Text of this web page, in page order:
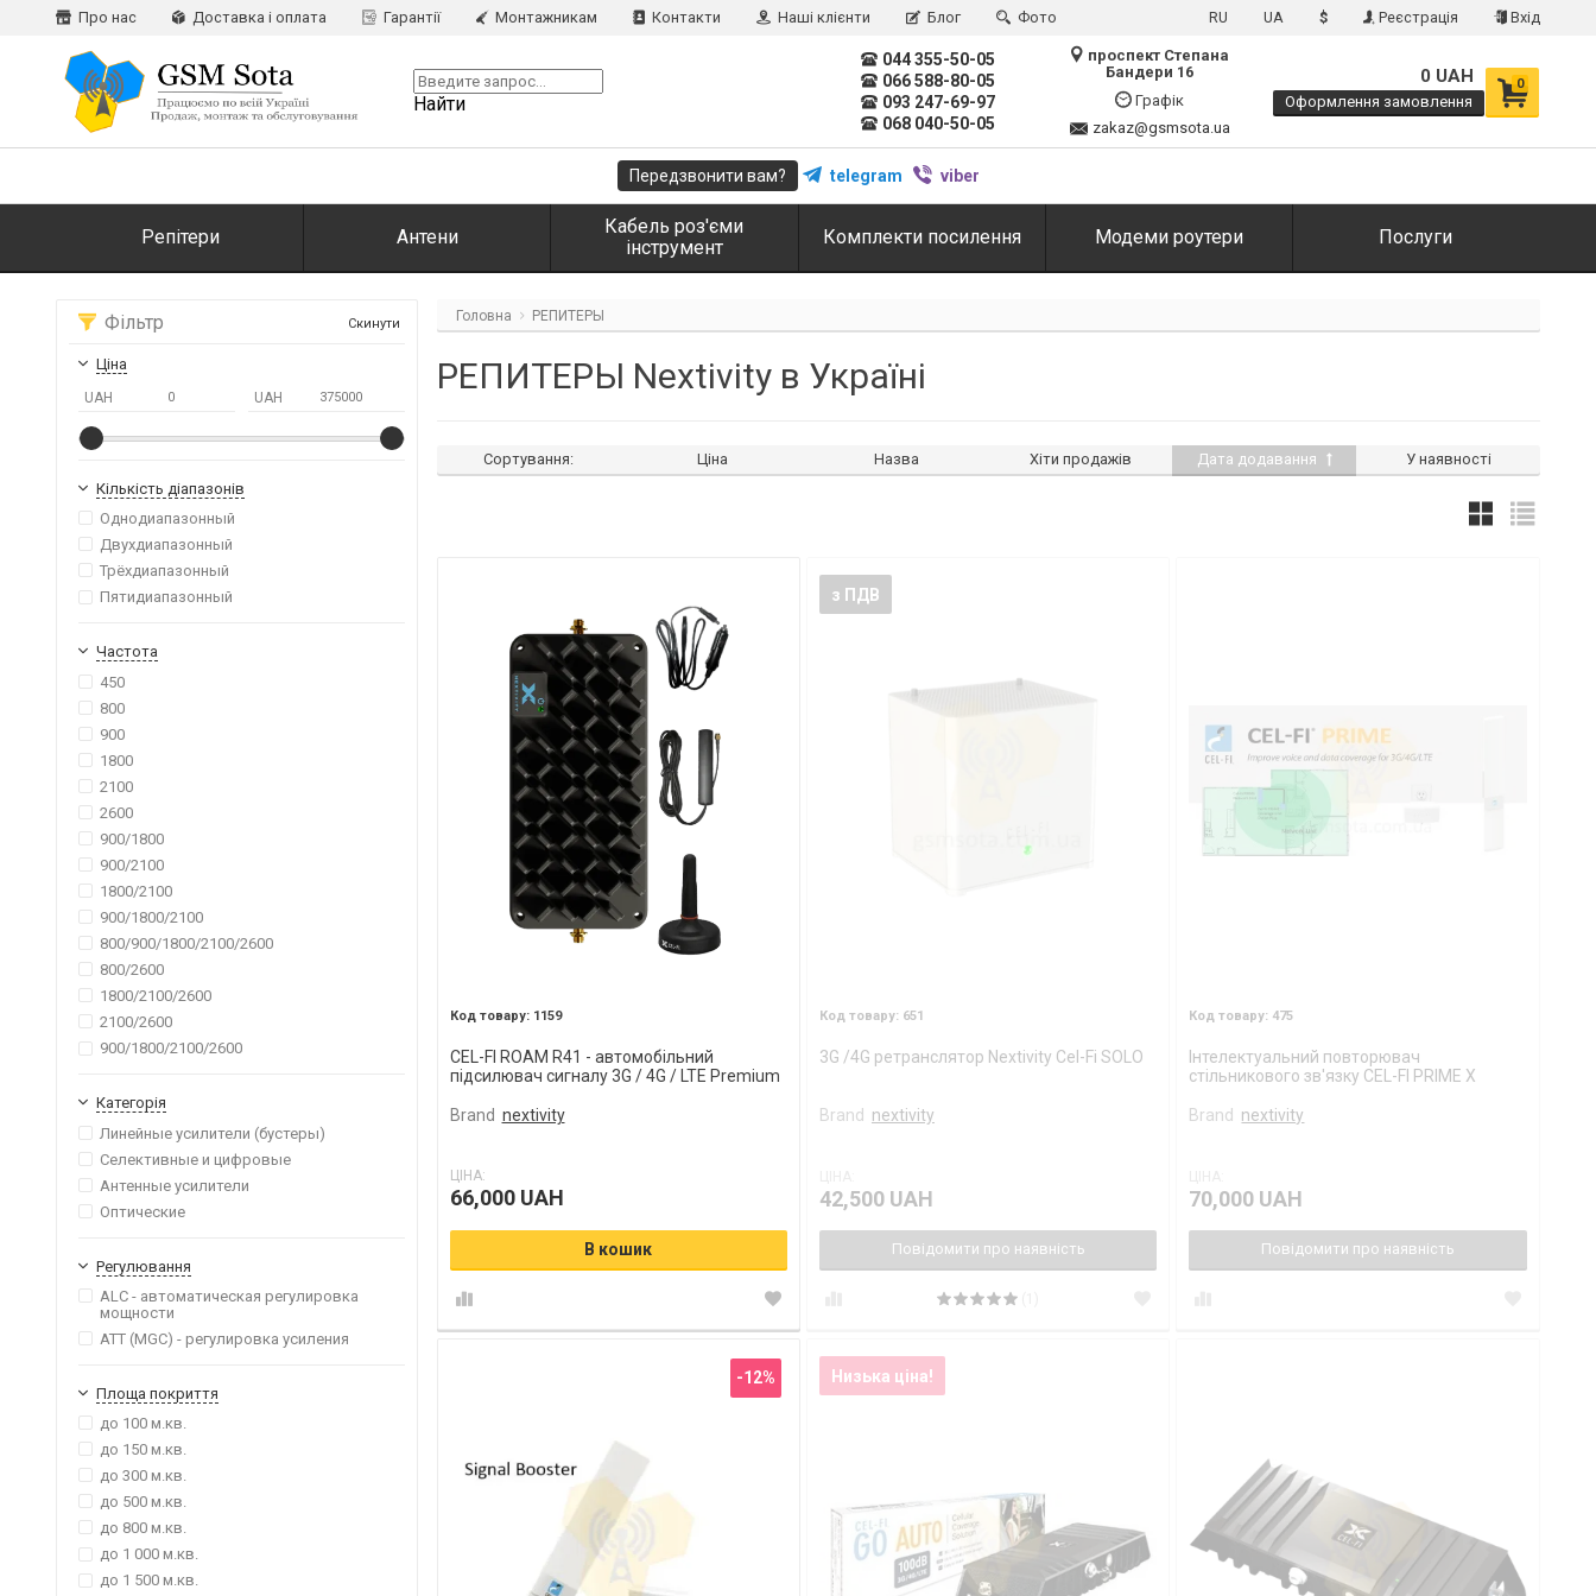
Про нас Доставка і оплата Гарантії Монтажникам Контакти Наші клієнти Блог Фото RU UA $ Реєстрація Вхід
Найти
044 355-50-05
066 588-80-05
093 247-69-97
068 040-50-05
проспект Степана
Бандери 16
Графік
zakaz@gsmsota.ua
0
0 UAH
Оформлення замовлення
Передзвонити вам? telegram viber
Репітери Антени
Кабель роз'єми
інструмент
Комплекти посилення Модеми роутери Послуги
Фільтр Скинути
Ціна
UAH UAH
Кількість діапазонів
Однодиапазонный
Двухдиапазонный
Трёхдиапазонный
Пятидиапазонный
Частота
450
800
900
1800
2100
2600
900/1800
900/2100
1800/2100
900/1800/2100
800/900/1800/2100/2600
800/2600
1800/2100/2600
2100/2600
900/1800/2100/2600
Категорія
Линейные усилители (бустеры)
Селективные и цифровые
Антенные усилители
Оптические
Регулювання
ALC - автоматическая регулировка
мощности
ATT (MGC) - регулировка усиления
Площа покриття
до 100 м.кв.
до 150 м.кв.
до 300 м.кв.
до 500 м.кв.
до 800 м.кв.
до 1 000 м.кв.
до 1 500 м.кв.
Головна РЕПИТЕРЫ
РЕПИТЕРЫ Nextivity в Україні
Сортування: Ціна Назва Хіти продажів Дата додавання У наявності
1159
CEL-FI ROAM R41 - автомобільний
підсилювач сигналу 3G / 4G / LTE Premium
Brand nextivity
ЦІНА:
66,000 UAH
В кошик
з ПДВ
651
3G /4G ретранслятор Nextivity Cel-Fi SOLO
Brand nextivity
42,500 UAH
Повідомити про наявність
475
Інтелектуальний повторювач
стільникового зв'язку CEL-FI PRIME X
Brand nextivity
70,000 UAH
Повідомити про наявність
-12% Низька ціна!